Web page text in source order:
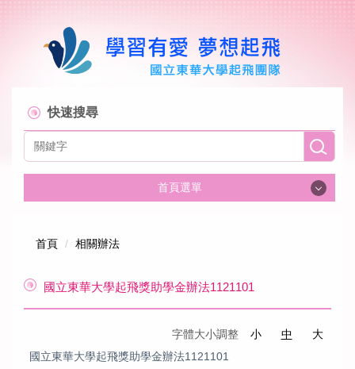
快速搜尋
首頁選單
最新消息
首頁 相關辦法
國立東華大學起飛獎助學金辦法1121101
字體大小調整 小 中
大
國立東華大學起飛獎助學金辦法1121101